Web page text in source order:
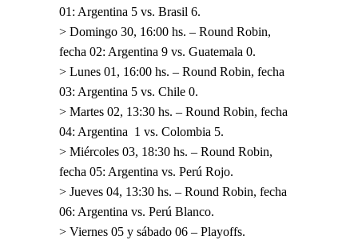
01: Argentina 5 vs. Brasil 6.
> Domingo 30, 16:00 hs. – Round Robin,
fecha 02: Argentina 9 vs. Guatemala 0.
> Lunes 01, 16:00 hs. – Round Robin, fecha
03: Argentina 5 vs. Chile 0.
> Martes 02, 13:30 hs. – Round Robin, fecha
04: Argentina 1 vs. Colombia 5.
> Miércoles 03, 18:30 hs. – Round Robin,
fecha 05: Argentina vs. Perú Rojo.
> Jueves 04, 13:30 hs. – Round Robin, fecha
06: Argentina vs. Perú Blanco.
> Viernes 05 y sábado 06 – Playoffs.